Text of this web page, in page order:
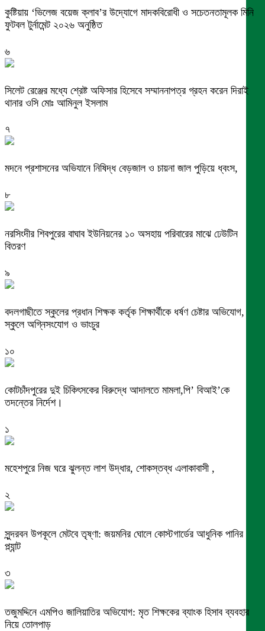
কুষ্টিয়ায় ‘ভিলেজ বয়েজ ক্লাব’র উদ্যোগে মাদকবিরোধী ও সচেতনতামূলক মিনি
ফুটবল টুর্নামেন্ট ২০২৬ অনুষ্ঠিত
৬
সিলেট রেঞ্জের মধ্যে শ্রেষ্ট অফিসার হিসেবে সম্মাননাপত্র গ্রহন করেন দিরাই
থানার ওসি মোঃ আমিনুল ইসলাম
৭
মদনে প্রশাসনের অভিযানে নিষিদ্ধ বেড়জাল ও চায়না জাল পুড়িয়ে ধ্বংস,
৮
নরসিংদীর শিবপুরের বাঘাব ইউনিয়নের ১০ অসহায় পরিবারের মাঝে ঢেউটিন
বিতরণ
৯
বদলগাছীতে স্কুলের প্রধান শিক্ষক কর্তৃক শিক্ষার্থীকে ধর্ষণ চেষ্টার অভিযোগ,
স্কুলে অগ্নিসংযোগ ও ভাংচুর
১০
কোটচাঁদপুরের দুই চিকিৎসকের বিরুদ্ধে আদালতে মামলা,পি’ বিআই’কে
তদন্তের নির্দেশ।
১
মহেশপুরে নিজ ঘরে ঝুলন্ত লাশ উদ্ধার, শোকস্তব্ধ এলাকাবাসী ,
২
সুন্দরবন উপকূলে মেটবে তৃষ্ণা: জয়মনির ঘোলে কোস্টগার্ডের আধুনিক পানির
প্ল্যান্ট
৩
তজুমদ্দিনে এমপিও জালিয়াতির অভিযোগ: মৃত শিক্ষকের ব্যাংক হিসাব ব্যবহার
নিয়ে তোলপাড়